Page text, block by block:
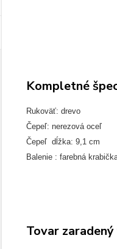
Kompletné
Rukoväť: drevo
Čepeľ: nerezová oceľ
Čepeľ dĺžka: 9,1 cm
Balenie : farebná
Tovar